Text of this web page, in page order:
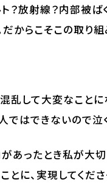
？放射線？内部被
からこそこの取り
乱して大変なこと
ではできないので泣
あったとき私が大
に、実現してくだ